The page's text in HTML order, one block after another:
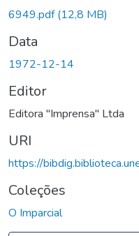
6949.pdf(12,8 MB)
Data
1972-12-14
Editor
Editora "Imprensa" Ltda
URI
https://
Coleções
O Imparcial